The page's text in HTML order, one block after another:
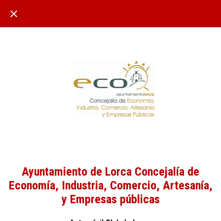
Ayuntamiento de Lorca Concejalía de
Economía, Industria, Comercio, Artesanía,
y Empresas públicas